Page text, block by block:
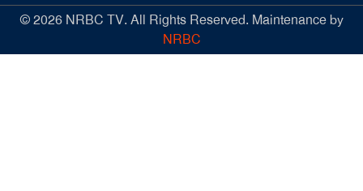
©2026NRBC TV. All Rights Reserved. Maintenance by
NRBC